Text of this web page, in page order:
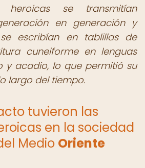
heroicas se transmitían
en generación y
escribían en tablillas de
cuneiforme en lenguas
y acadio, lo que permitió su
largo del tiempo.
tuvieron las
en la sociedad
Medio Oriente